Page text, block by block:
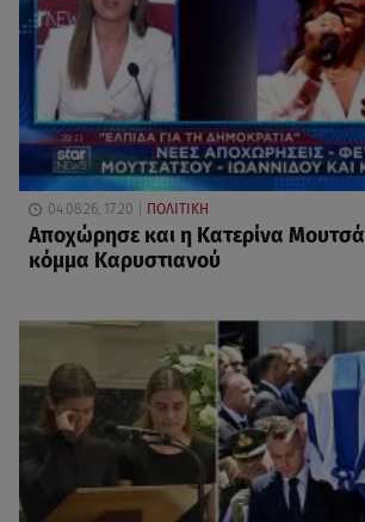
04.08.26, 17:20 ΠΟΛΙΤΙΚΗ
Αποχώρησε και η Κατερίνα
κόμμα Καρυστιανού